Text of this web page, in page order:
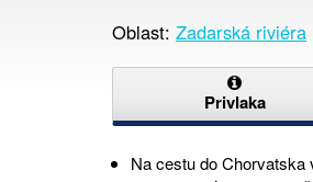
Oblast: Zadarská riviéra
Privlaka
Na cestu do